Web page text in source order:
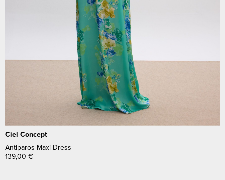
Ciel Concept
Antiparos Maxi Dress
139,00 €